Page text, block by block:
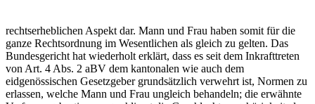
rechtserheblichen Aspekt dar. Mann und Frau haben somit für die
ganze Rechtsordnung im Wesentlichen als gleich zu gelten. Das
Bundesgericht hat wiederholt erklärt, dass es seit dem Inkrafttreten
von Art. 4 Abs. 2 aBV dem kantonalen wie auch dem
eidgenössischen Gesetzgeber grundsätzlich verwehrt ist, Normen zu
erlassen, welche Mann und Frau ungleich behandeln; die erwähnte